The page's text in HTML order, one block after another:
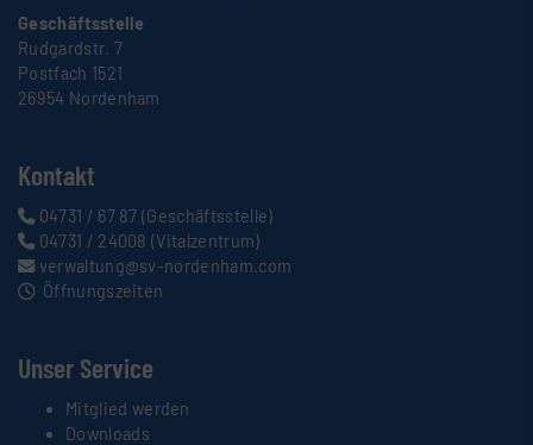
Geschäftsstelle
Rudgardstr. 7
Postfach 1521
26954 Nordenham
Kontakt
04731 / 67 87 (Geschäftsstelle)
04731 / 24008 (Vitalzentrum)
verwaltung@sv-nordenham.com
Öffnungszeiten
Unser Service
Mitglied werden
Downloads